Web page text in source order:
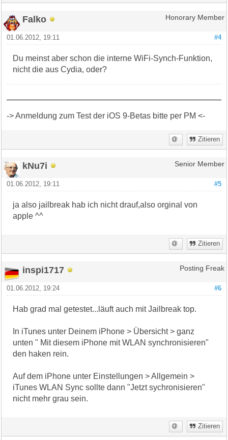
Falko Honorary Member
#4
01.06.2012, 19:11
Du meinst aber schon die interne WiFi-Synch-Funktion,
nicht die aus Cydia, oder?
-> Anmeldung zum Test der iOS 9-Betas bitte per PM <-
Zitieren
kNu7i Senior Member
#5
01.06.2012, 19:11
ja also jailbreak hab ich nicht drauf,also orginal von
apple ^^
Zitieren
inspi1717 Posting Freak
#6
01.06.2012, 19:24
Hab grad mal getestet...läuft auch mit Jailbreak top.
In iTunes unter Deinem iPhone > Übersicht > ganz
unten " Mit diesem iPhone mit WLAN synchronisieren"
den haken rein.
Auf dem iPhone unter Einstellungen > Allgemein >
iTunes WLAN Sync sollte dann "Jetzt sychronisieren"
nicht mehr grau sein.
Zitieren